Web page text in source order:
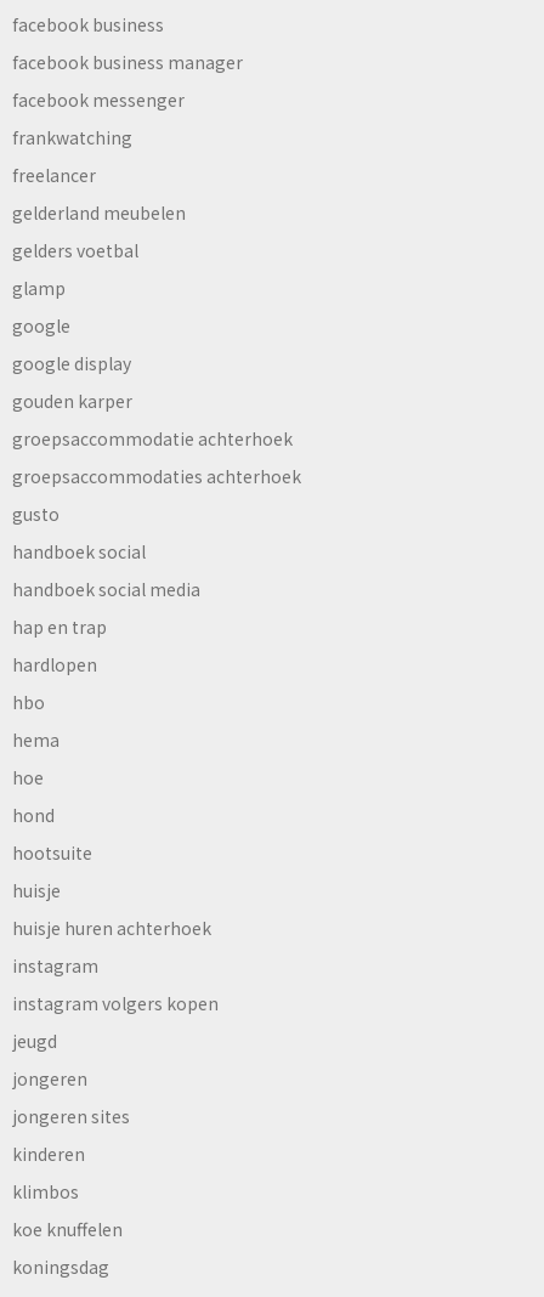
facebook business
facebook business manager
facebook messenger
frankwatching
freelancer
gelderland meubelen
gelders voetbal
glamp
google
google display
gouden karper
groepsaccommodatie achterhoek
groepsaccommodaties achterhoek
gusto
handboek social
handboek social media
hap en trap
hardlopen
hbo
hema
hoe
hond
hootsuite
huisje
huisje huren achterhoek
instagram
instagram volgers kopen
jeugd
jongeren
jongeren sites
kinderen
klimbos
koe knuffelen
koningsdag